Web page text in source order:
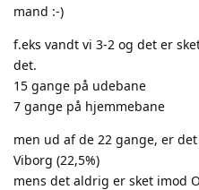
mand :-)
f.eks vandt vi 3-2 og det er
det.
15 gange på udebane
7 gange på hjemmebane
men ud af de 22 gange, er
Viborg (22,5%)
mens det aldrig er sket imod